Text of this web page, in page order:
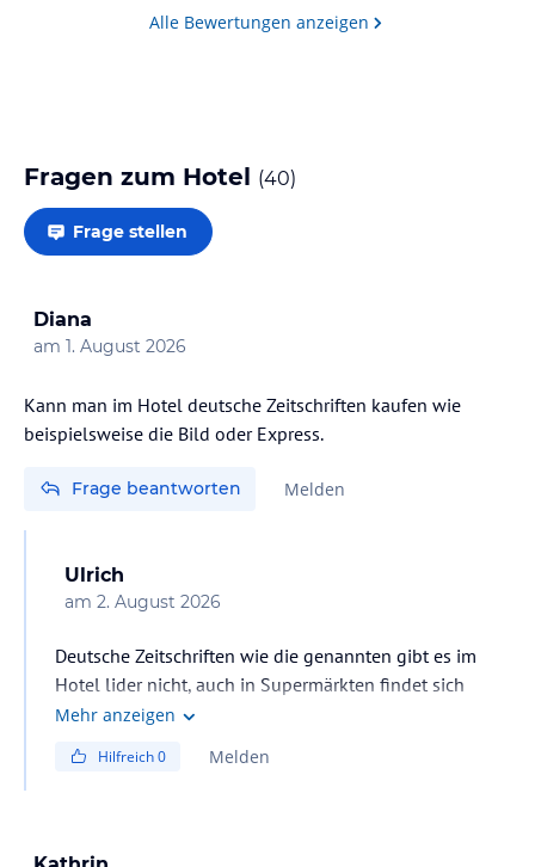
Alle Bewertungen anzeigen
Fragen zum Hotel (40)
Frage stellen
Diana
am 1. August 2026
Kann man im Hotel deutsche Zeitschriften kaufen wie
beispielsweise die Bild oder Express.
Frage beantworten Melden
Ulrich
am 2. August 2026
Deutsche Zeitschriften wie die genannten gibt es im
Hotel lider nicht, auch in Supermärkten findet sich
nichts:) Grüße
Mehr anzeigen
Hilfreich0 Melden